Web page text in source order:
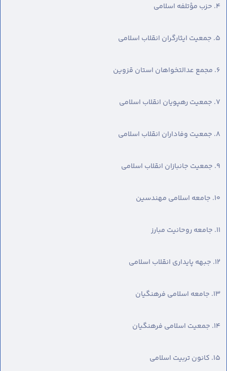
۴. حزب مؤتلفه اسلامی
۵. جمعیت ایثارگران انقلاب اسلامی
۶. مجمع عدالتخواهان استان قزوین
۷. جمعیت رهپویان انقلاب اسلامی
۸. جمعیت وفاداران انقلاب اسلامی
۹. جمعیت جانبازان انقلاب اسلامی
۱۰. جامعه اسلامی مهندسین
۱۱. جامعه روحانیت مبارز
۱۲. جبهه پایداری انقلاب اسلامی
۱۳. جامعه اسلامی فرهنگیان
۱۴. جمعیت اسلامی فرهنگیان
۱۵. کانون تربیت اسلامی